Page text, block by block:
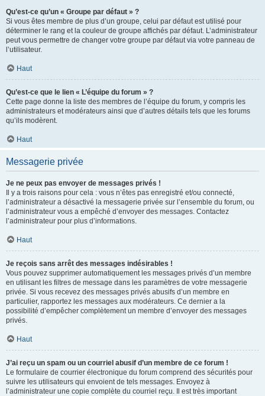
Qu’est-ce qu’un « Groupe par défaut » ?
Si vous êtes membre de plus d’un groupe, celui par défaut est utilisé pour
déterminer le rang et la couleur de groupe affichés par défaut. L’administrateur
peut vous permettre de changer votre groupe par défaut via votre panneau de
l’utilisateur.
Haut
Qu’est-ce que le lien « L’équipe du forum » ?
Cette page donne la liste des membres de l’équipe du forum, y compris les
administrateurs et modérateurs ainsi que d’autres détails tels que les forums
qu’ils modèrent.
Haut
Messagerie privée
Je ne peux pas envoyer de messages privés !
Il y a trois raisons pour cela : vous n’êtes pas enregistré et/ou connecté,
l’administrateur a désactivé la messagerie privée sur l’ensemble du forum, ou
l’administrateur vous a empêché d’envoyer des messages. Contactez
l’administrateur pour plus d’informations.
Haut
Je reçois sans arrêt des messages indésirables !
Vous pouvez supprimer automatiquement les messages privés d’un membre
en utilisant les filtres de message dans les paramètres de votre messagerie
privée. Si vous recevez des messages privés abusifs d’un membre en
particulier, rapportez les messages aux modérateurs. Ce dernier a la
possibilité d’empêcher complètement un membre d’envoyer des messages
privés.
Haut
J’ai reçu un spam ou un courriel abusif d’un membre de ce forum !
Le formulaire de courrier électronique du forum comprend des sécurités pour
suivre les utilisateurs qui envoient de tels messages. Envoyez à
l’administrateur une copie complète du courriel reçu. Il est très important